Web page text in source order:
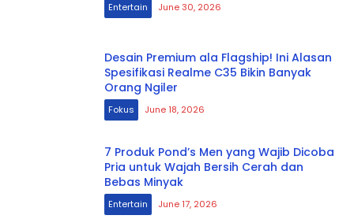
Entertain June 30, 2026
Desain Premium ala Flagship! Ini Alasan
Spesifikasi Realme C35 Bikin Banyak
Orang Ngiler
Fokus June 18, 2026
7 Produk Pond’s Men yang Wajib Dicoba
Pria untuk Wajah Bersih Cerah dan
Bebas Minyak
Entertain June 17, 2026